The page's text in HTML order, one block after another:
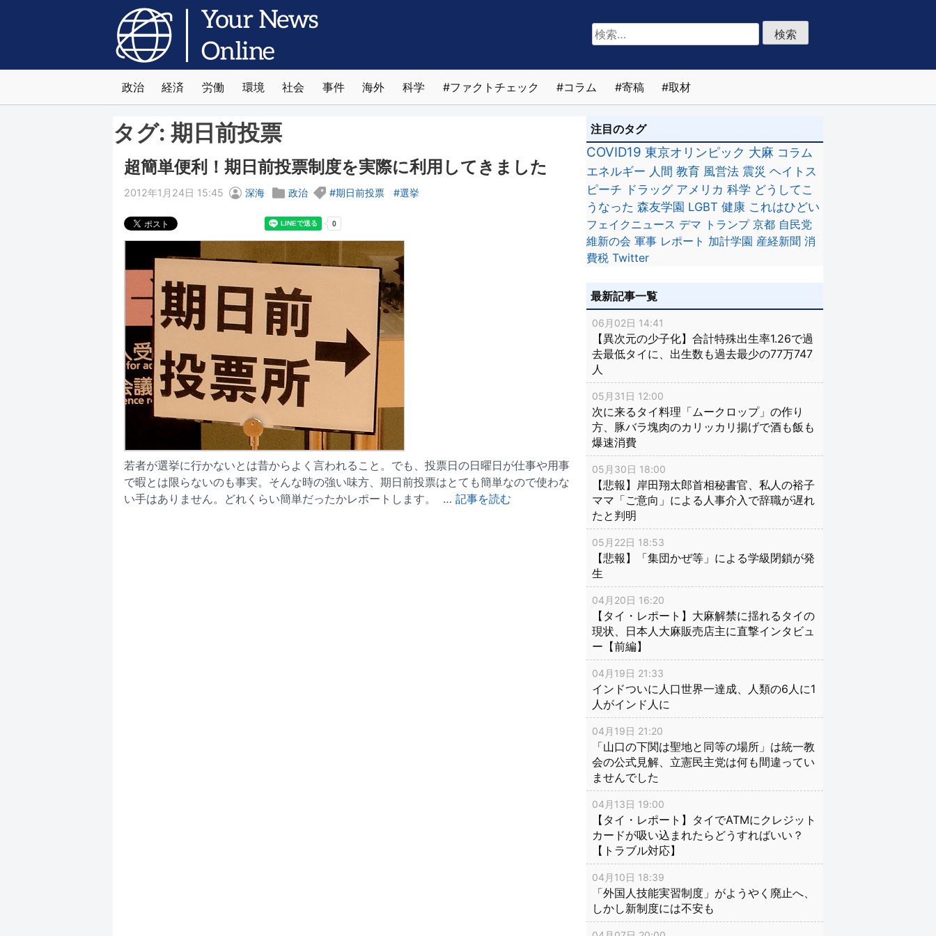
検
索:
政治 経済 労働 環境 社会 事件 海外 科学 ファクトチェック コラム 寄稿 取材
タグ: 期日前投票
超簡単便利！期日前投票制度を実際に利用してきました
2012年1月24日 15:45 深海 政治 期日前投票 選挙
若者が選挙に行かないとは昔からよく言われること。でも、投票日の日曜日が仕事や用事
で暇とは限らないのも事実。そんな時の強い味方、期日前投票はとても簡単なので使わな
い手はありません。どれくらい簡単だったかレポートします。 … 記事を読む
注目のタグ
COVID19 東京オリンピック 大麻 コラム
エネルギー 人間 教育 風営法 震災 ヘイトス
ピーチ ドラッグ アメリカ 科学 どうしてこ
うなった 森友学園 LGBT 健康 これはひどい
フェイクニュース デマ トランプ 京都 自民党
維新の会 軍事 レポート 加計学園 産経新聞 消
費税 Twitter
最新記事一覧
06月02日 14:41
【異次元の少子化】合計特殊出生率1.26で過
去最低タイに、出生数も過去最少の77万747
人
05月31日 12:00
次に来るタイ料理「ムークロップ」の作り
方、豚バラ塊肉のカリッカリ揚げで酒も飯も
爆速消費
05月30日 18:00
【悲報】岸田翔太郎首相秘書官、私人の裕子
ママ「ご意向」による人事介入で辞職が遅れ
たと判明
05月22日 18:53
【悲報】「集団かぜ等」による学級閉鎖が発
生
04月20日 16:20
【タイ・レポート】大麻解禁に揺れるタイの
現状、日本人大麻販売店主に直撃インタビュ
ー【前編】
04月19日 21:33
インドついに人口世界一達成、人類の6人に1
人がインド人に
04月19日 21:20
「山口の下関は聖地と同等の場所」は統一教
会の公式見解、立憲民主党は何も間違ってい
ませんでした
04月13日 19:00
【タイ・レポート】タイでATMにクレジット
カードが吸い込まれたらどうすればいい？
【トラブル対応】
04月10日 18:39
「外国人技能実習制度」がようやく廃止へ、
しかし新制度には不安も